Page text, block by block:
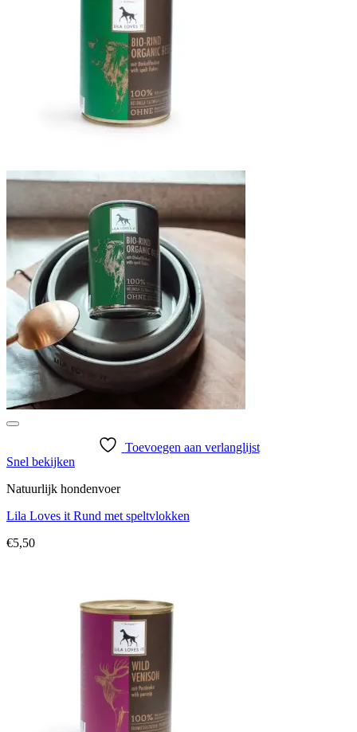
Toevoegen aan verlanglijst
Snel bekijken
Natuurlijk hondenvoer
Lila Loves it Rund met speltvlokken
€5,50